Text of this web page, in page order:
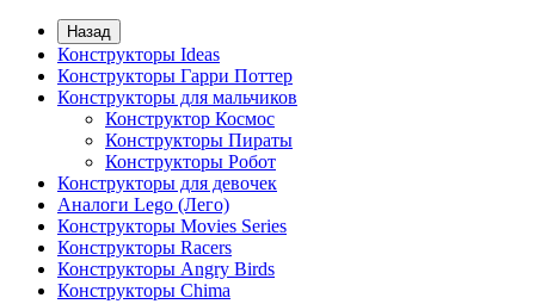
Назад
Конструкторы Ideas
Конструкторы Гарри Поттер
Конструкторы для мальчиков
Конструктор Космос
Конструкторы Пираты
Конструкторы Робот
Конструкторы для девочек
Аналоги Lego (Лего)
Конструкторы Movies Series
Конструкторы Racers
Конструкторы Angry Birds
Конструкторы Chima